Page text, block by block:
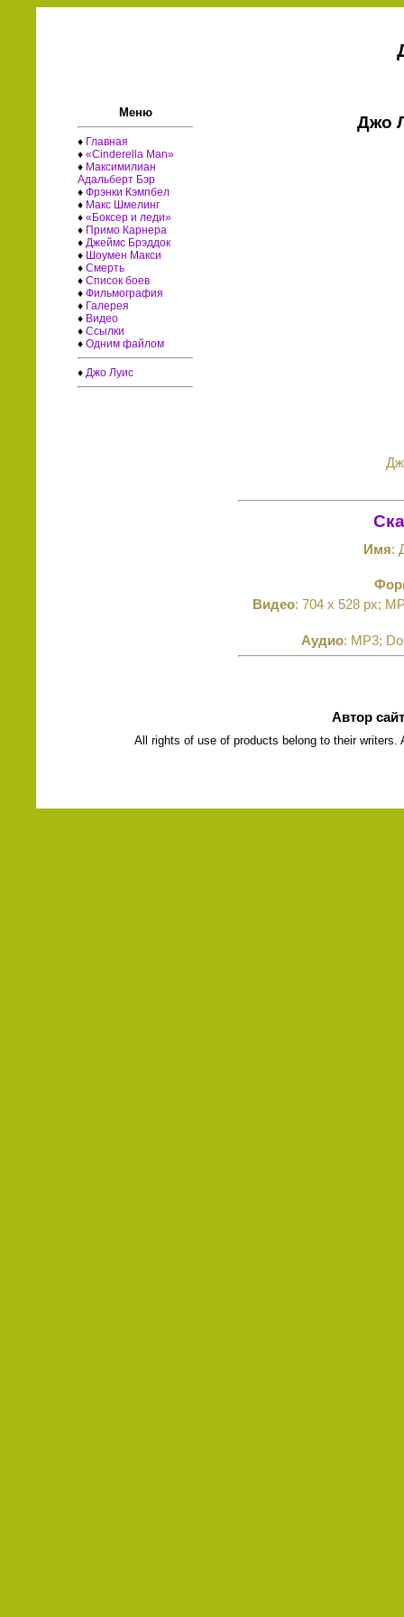
Меню
♦ Главная
♦«Cinderella Man»
♦ Максимилиан
Адальберт Бэр
♦Фрэнки Кэмпбел
♦ Макс Шмелинг
♦«Боксер и леди»
♦ Примо Карнера
♦ Джеймс Брэддок
♦ Шоумен Макси
♦Смерть
♦Список боев
♦Фильмография
♦ Галерея
♦ Видео
♦Ссылки
♦Одним файлом
♦ Джо Луис
Джо
Имя:
Видео: 704 x 528 px;
Аудио: MP3;
Автор
All rights of use of products belong to their